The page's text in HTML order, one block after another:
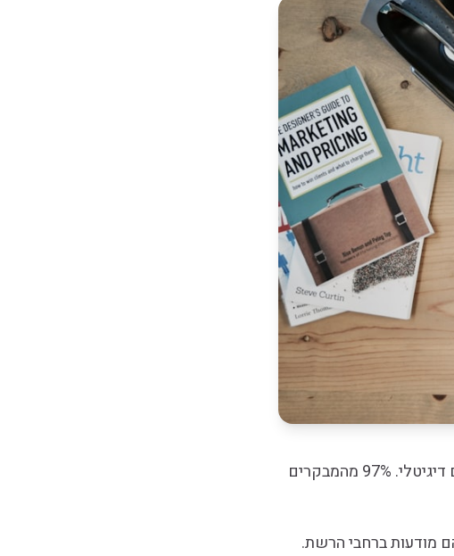
רימרקטינג (Remarketing) הוא אחת האסטרטגיות הרווחיות ביותר בפרסום דיגיטלי. 97% מהמבקרים
מודעות ברחבי הרשת.